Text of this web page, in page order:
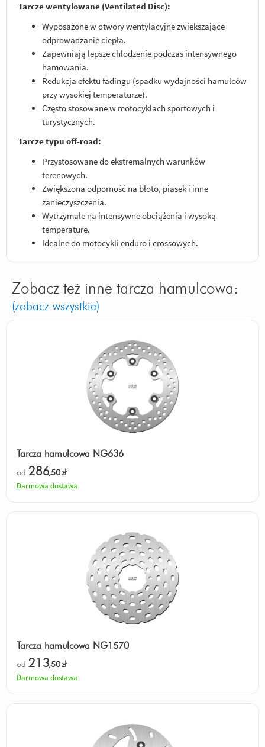
Tarcze wentylowane (Ventilated Disc):
Wyposażone w otwory wentylacyjne zwiększające
odprowadzanie ciepła.
Zapewniają lepsze chłodzenie podczas intensywnego
hamowania.
Redukcja efektu fadingu (spadku wydajności hamulców
przy wysokiej temperaturze).
Często stosowane w motocyklach sportowych i
turystycznych.
Tarcze typu off-road:
Przystosowane do ekstremalnych warunków
terenowych.
Zwiększona odporność na błoto, piasek i inne
zanieczyszczenia.
Wytrzymałe na intensywne obciążenia i wysoką
temperaturę.
Idealne do motocykli enduro i crossowych.
Zobacz też inne tarcza hamulcowa:
(zobacz wszystkie)
Tarcza hamulcowa NG636
od 286,50zł
Darmowa dostawa
Tarcza hamulcowa NG1570
od 213,50zł
Darmowa dostawa